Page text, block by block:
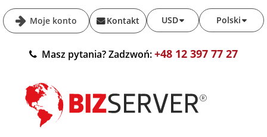
Moje konto Polski
USD
Kontakt
Masz pytania? Zadzwoń:+48 12 397 77 27